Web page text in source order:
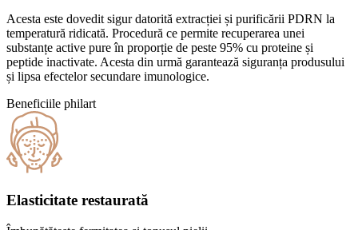
Acesta este dovedit sigur datorită extracției și purificării PDRN la
temperatură ridicată. Procedură ce permite recuperarea unei
substanțe active pure în proporție de peste 95% cu proteine ​​și
peptide inactivate. Acesta din urmă garantează siguranța produsului
și lipsa efectelor secundare imunologice.
Beneficiile philart
Elasticitate restaurată